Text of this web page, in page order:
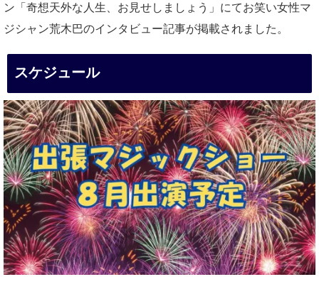
ン「奇想天外な人生、お見せしましょう」にてお笑い女性マ
ジシャン荒木巴のインタビュー記事が掲載されました。
スケジュール